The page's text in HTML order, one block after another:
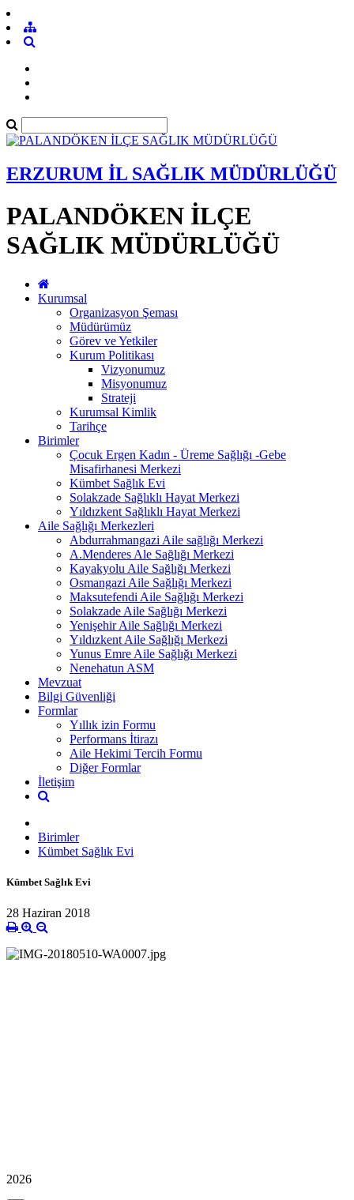
ERZURUM İL SAĞLIK MÜDÜRLÜĞÜ
PALANDÖKEN İLÇE
SAĞLIK MÜDÜRLÜĞÜ
Kurumsal
Organizasyon Şeması
Müdürümüz
Görev ve Yetkiler
Kurum Politikası
Vizyonumuz
Misyonumuz
Strateji
Kurumsal Kimlik
Tarihçe
Birimler
Çocuk Ergen Kadın - Üreme Sağlığı -Gebe
Misafirhanesi Merkezi
Kümbet Sağlık Evi
Solakzade Sağlıklı Hayat Merkezi
Yıldızkent Sağlıklı Hayat Merkezi
Aile Sağlığı Merkezleri
Abdurrahmangazi Aile sağlığı Merkezi
A.Menderes Ale Sağlığı Merkezi
Kayakyolu Aile Sağlığı Merkezi
Osmangazi Aile Sağlığı Merkezi
Maksutefendi Aile Sağlığı Merkezi
Solakzade Aile Sağlığı Merkezi
Yenişehir Aile Sağlığı Merkezi
Yıldızkent Aile Sağlığı Merkezi
Yunus Emre Aile Sağlığı Merkezi
Nenehatun ASM
Mevzuat
Bilgi Güvenliği
Formlar
Yıllık izin Formu
Performans İtirazı
Aile Hekimi Tercih Formu
Diğer Formlar
İletişim
Birimler
Kümbet Sağlık Evi
Kümbet Sağlık Evi
28 Haziran 2018
2026